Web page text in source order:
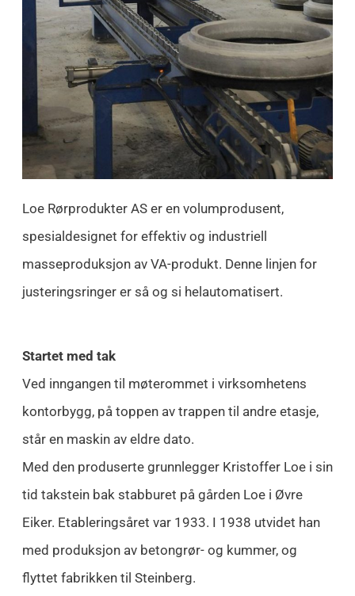
Loe Rørprodukter AS er en volumprodusent,
spesialdesignet for effektiv og industriell
masseproduksjon av VA-produkt. Denne linjen for
justeringsringer er så og si helautomatisert.
Startet med tak
Ved inngangen til møterommet i virksomhetens
kontorbygg, på toppen av trappen til andre etasje,
står en maskin av eldre dato.
Med den produserte grunnlegger Kristoffer Loe i sin
tid takstein bak stabburet på gården Loe i Øvre
Eiker. Etableringsåret var 1933. I 1938 utvidet han
med produksjon av betongrør- og kummer, og
flyttet fabrikken til Steinberg.